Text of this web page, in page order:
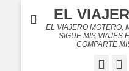
EL
EL VIAJERO MOTERO,
SIGUE MIS VIAJES
COMPARTE